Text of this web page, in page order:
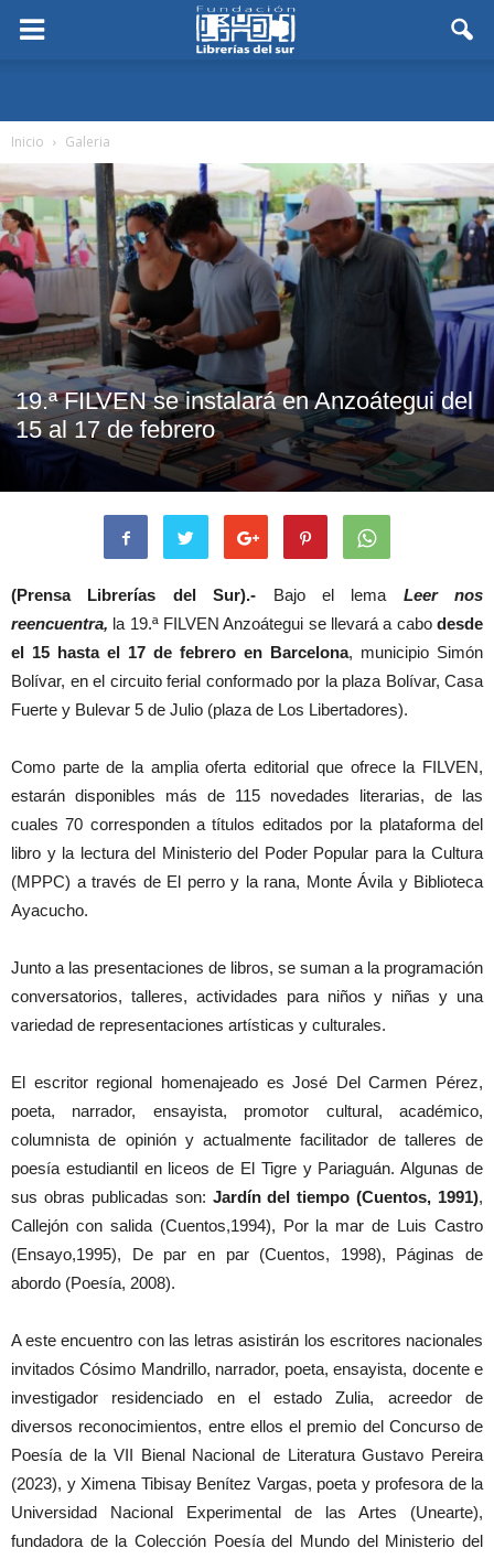
Inicio Galeria
19.ª FILVEN se instalará en Anzoátegui del
15 al 17 de febrero
(Prensa Librerías del Sur).- Bajo el lema Leer nos
reencuentra, la 19.ª FILVEN Anzoátegui se llevará a cabo desde
el 15 hasta el 17 de febrero en Barcelona, municipio Simón
Bolívar, en el circuito ferial conformado por la plaza Bolívar, Casa
Fuerte y Bulevar 5 de Julio (plaza de Los Libertadores).
Como parte de la amplia oferta editorial que ofrece la FILVEN,
estarán disponibles más de 115 novedades literarias, de las
cuales 70 corresponden a títulos editados por la plataforma del
libro y la lectura del Ministerio del Poder Popular para la Cultura
(MPPC) a través de El perro y la rana, Monte Ávila y Biblioteca
Ayacucho.
Junto a las presentaciones de libros, se suman a la programación
conversatorios, talleres, actividades para niños y niñas y una
variedad de representaciones artísticas y culturales.
El escritor regional homenajeado es José Del Carmen Pérez,
poeta, narrador, ensayista, promotor cultural, académico,
columnista de opinión y actualmente facilitador de talleres de
poesía estudiantil en liceos de El Tigre y Pariaguán. Algunas de
sus obras publicadas son: Jardín del tiempo (Cuentos, 1991),
Callejón con salida (Cuentos,1994), Por la mar de Luis Castro
(Ensayo,1995), De par en par (Cuentos, 1998), Páginas de
abordo (Poesía, 2008).
A este encuentro con las letras asistirán los escritores nacionales
invitados Cósimo Mandrillo, narrador, poeta, ensayista, docente e
investigador residenciado en el estado Zulia, acreedor de
diversos reconocimientos, entre ellos el premio del Concurso de
Poesía de la VII Bienal Nacional de Literatura Gustavo Pereira
(2023), y Ximena Tibisay Benítez Vargas, poeta y profesora de la
Universidad Nacional Experimental de las Artes (Unearte),
fundadora de la Colección Poesía del Mundo del Ministerio del